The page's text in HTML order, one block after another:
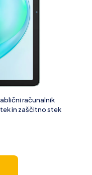
računalnik
in zaščitno stek